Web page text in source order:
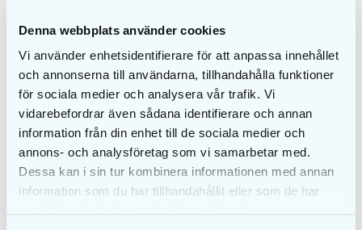
Denna webbplats använder cookies
Vi använder enhetsidentifierare för att anpassa innehållet
och annonserna till användarna, tillhandahålla funktioner
för sociala medier och analysera vår trafik. Vi
vidarebefordrar även sådana identifierare och annan
information från din enhet till de sociala medier och
annons- och analysföretag som vi samarbetar med.
Dessa kan i sin tur kombinera informationen med annan
information som du har tillhandahållit eller som de har
EKULF PowerFlosser
Standard Nozzle tip
€8,00
ADD TO CART
EKULF PowerFlosser
€ 81,00
ADD TO CART